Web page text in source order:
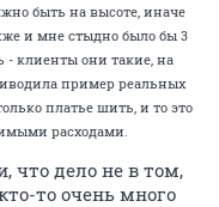
быть на высоте, иначе
и мне стыдно было бы 3
- клиенты они такие, на
пример реальных
платье шить, и то это
расходами.
что дело не в том,
то очень много